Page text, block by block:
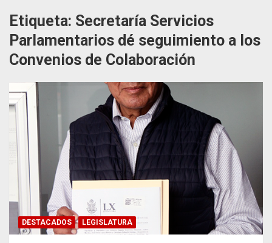
Etiqueta: Secretaría Servicios
Parlamentarios dé seguimiento a los
Convenios de Colaboración
DESTACADOS LEGISLATURA